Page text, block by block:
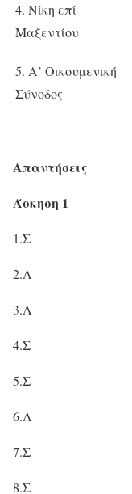
4. Νίκη επί
Μαξεντίου
5. Α’ Οικουμενική
Σύνοδος
Απαντήσεις
Άσκηση 1
1.Σ
2.Λ
3.Λ
4.Σ
5.Σ
6.Λ
7.Σ
8.Σ